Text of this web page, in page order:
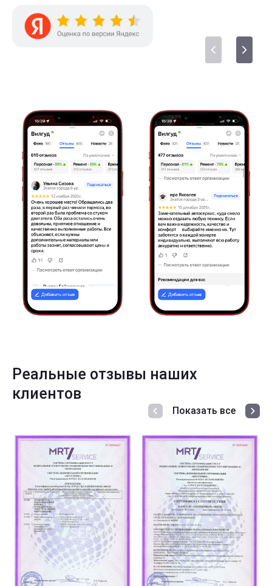
Реальные отзывы наших
клиентов
Показать все